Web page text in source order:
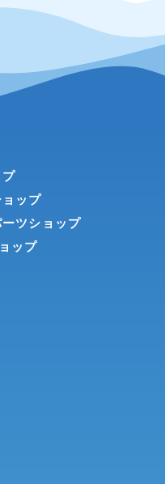
プ
ップ
ツショップ
ップ